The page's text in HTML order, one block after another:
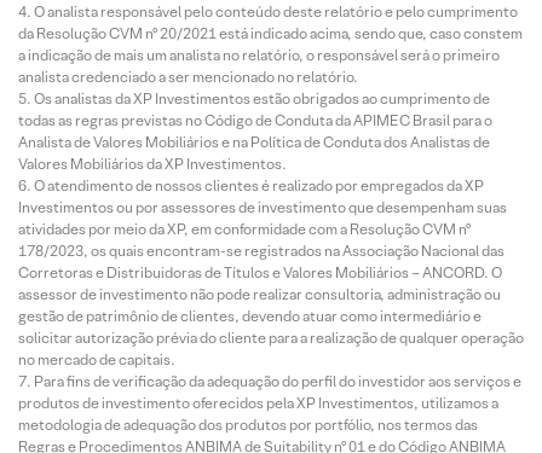
O analista responsável pelo conteúdo deste relatório e pelo cumprimento
da Resolução CVM nº 20/2021 está indicado acima, sendo que, caso constem
a indicação de mais um analista no relatório, o responsável será o primeiro
analista credenciado a ser mencionado no relatório.
Os analistas da XP Investimentos estão obrigados ao cumprimento de
todas as regras previstas no Código de Conduta da APIMEC Brasil para o
Analista de Valores Mobiliários e na Política de Conduta dos Analistas de
Valores Mobiliários da XP Investimentos.
O atendimento de nossos clientes é realizado por empregados da XP
Investimentos ou por assessores de investimento que desempenham suas
atividades por meio da XP, em conformidade com a Resolução CVM nº
178/2023, os quais encontram-se registrados na Associação Nacional das
Corretoras e Distribuidoras de Títulos e Valores Mobiliários – ANCORD. O
assessor de investimento não pode realizar consultoria, administração ou
gestão de patrimônio de clientes, devendo atuar como intermediário e
solicitar autorização prévia do cliente para a realização de qualquer operação
no mercado de capitais.
Para fins de verificação da adequação do perfil do investidor aos serviços e
produtos de investimento oferecidos pela XP Investimentos, utilizamos a
metodologia de adequação dos produtos por portfólio, nos termos das
Regras e Procedimentos ANBIMA de Suitability nº 01 e do Código ANBIMA